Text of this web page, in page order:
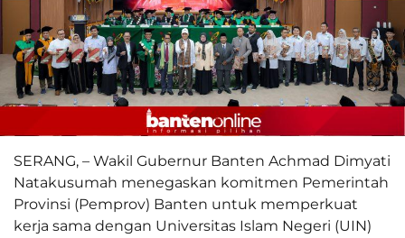
SERANG, – Wakil Gubernur Banten Achmad Dimyati
Natakusumah menegaskan komitmen Pemerintah
Provinsi (Pemprov) Banten untuk memperkuat
kerja sama dengan Universitas Islam Negeri (UIN)